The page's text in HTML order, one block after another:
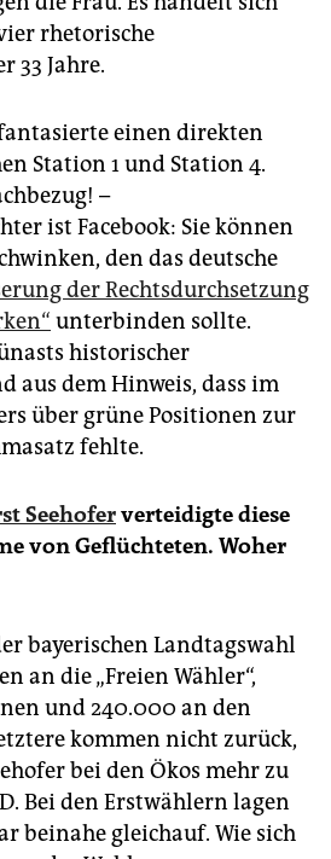
rhetorische
33 Jahre.
einen direkten
Station 1 und Station 4.
–
ist ­Facebook: Sie können
den das deutsche
der Rechtsdurchsetzung
unterbinden sollte.
historischer
aus dem Hinweis, dass im
über grüne Posi­tionen zur
fehlte.
Seehoferverteidigte diese
von Geflüchteten. Woher
bayerischen Landtagswahl
an die „Freien Wähler“,
und 240.000 an den
kommen nicht zurück,
bei den Ökos mehr zu
Bei den Erstwählern lagen
beinahe gleichauf. Wie sich